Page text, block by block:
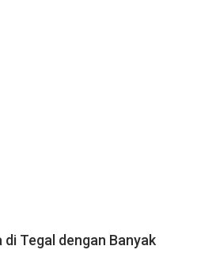
Tegal dengan Banyak